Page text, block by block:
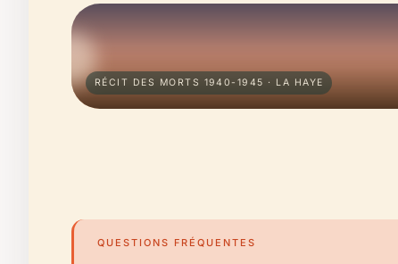
RÉCIT DES MORTS 1940-1945 · LA HAYE
QUESTIONS FRÉQUENTES